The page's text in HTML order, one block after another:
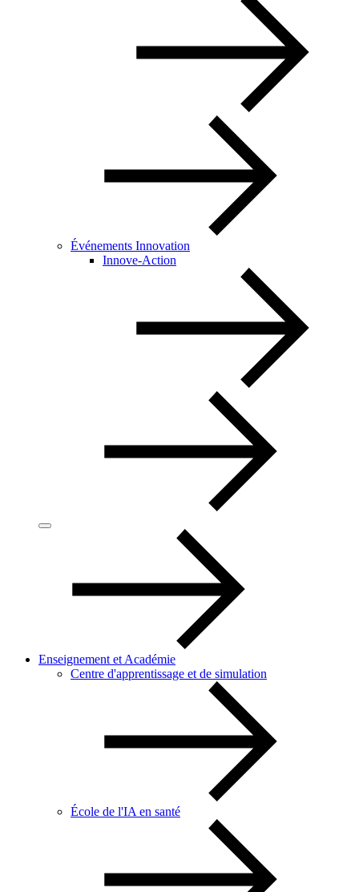
Événements Innovation
Innove-Action
Enseignement et Académie
Centre d'apprentissage et de simulation
École de l'IA en santé